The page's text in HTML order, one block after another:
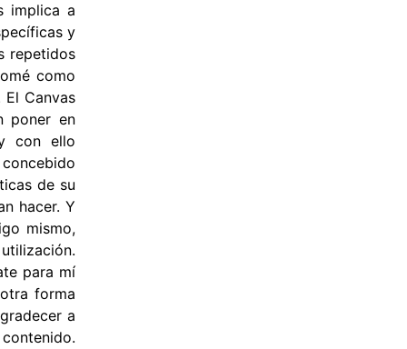
implica a
y
repetidos
como
Canvas
poner en
con ello
de su
hacer. Y
mismo,
para mí
forma
a